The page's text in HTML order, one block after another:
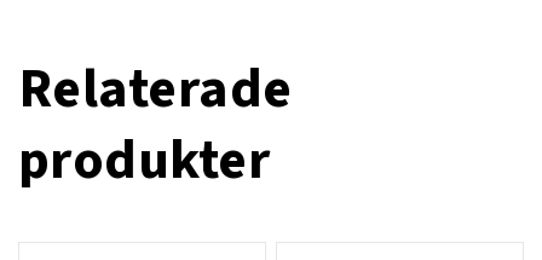
Relaterade
produkter